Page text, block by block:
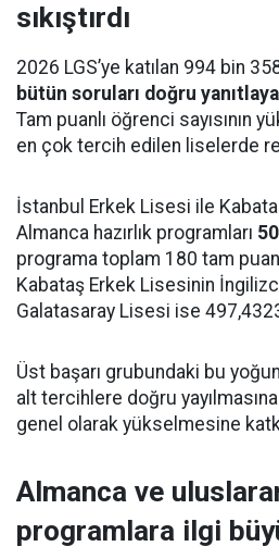
sıkıştırdı
2026 LGS’ye katılan 994 bin
bütün soruları doğru
Tam puanlı öğrenci sayısının
en çok tercih edilen liselerde
İstanbul Erkek Lisesi ile
Almanca hazırlık programları
programa toplam 180 tam
Kabataş Erkek Lisesinin
Galatasaray Lisesi ise
Üst başarı grubundaki bu
alt tercihlere doğru
genel olarak yükselmesine
Almanca ve
programlara ilgi